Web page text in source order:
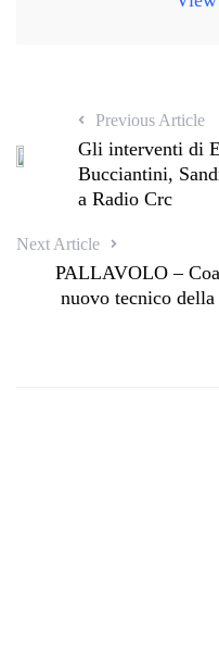
Previous Article
Gli interventi di
Bucciantini,
a Radio Crc
Next Article
PALLAVOLO –
nuovo tecnico